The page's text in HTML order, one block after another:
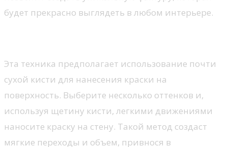
будет прекрасно выглядеть в любом интерьере.
Эта техника предполагает использование почти
сухой кисти для нанесения краски на
поверхность. Выберите несколько оттенков и,
используя щетину кисти, легкими движениями
наносите краску на стену. Такой метод создаст
мягкие переходы и объем, привнося в